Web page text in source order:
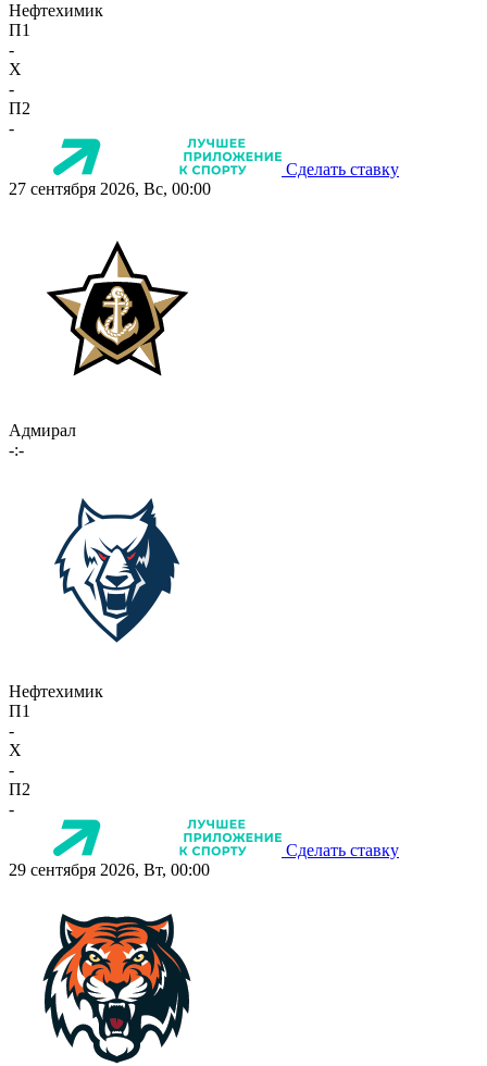
Нефтехимик
П1
-
X
-
П2
-
Сделать ставку
27 сентября 2026, Вс, 00:00
Адмирал
-:-
Нефтехимик
П1
-
X
-
П2
-
Сделать ставку
29 сентября 2026, Вт, 00:00